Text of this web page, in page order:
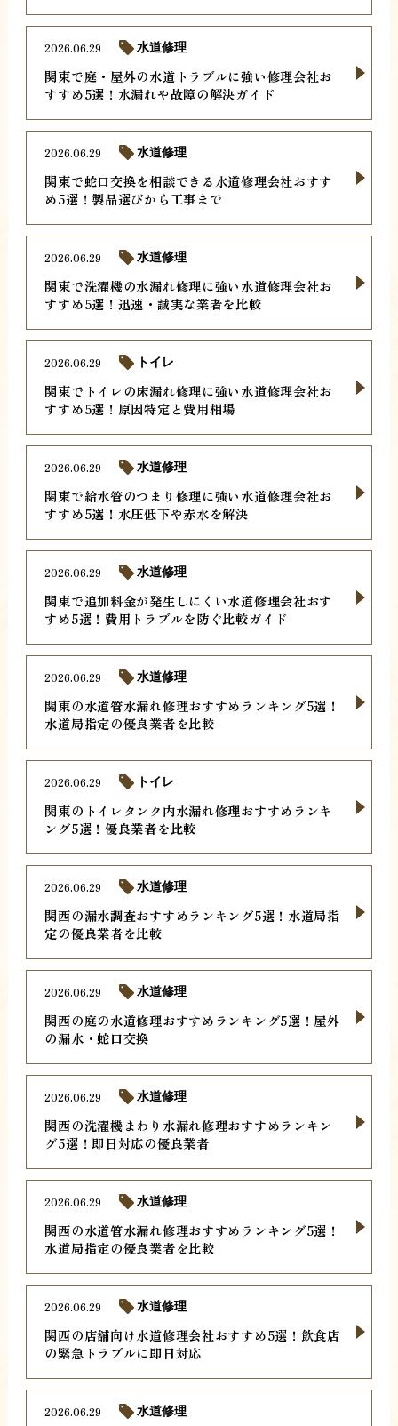
関東で庭・屋外の水道トラブルに強い修理会社お
すすめ5選！水漏れや故障の解決ガイド
2026.06.29 水道修理
関東で蛇口交換を相談できる水道修理会社おすす
め5選！製品選びから工事まで
2026.06.29 水道修理
関東で洗濯機の水漏れ修理に強い水道修理会社お
すすめ5選！迅速・誠実な業者を比較
2026.06.29 水道修理
関東でトイレの床漏れ修理に強い水道修理会社お
すすめ5選！原因特定と費用相場
2026.06.29 トイレ
関東で給水管のつまり修理に強い水道修理会社お
すすめ5選！水圧低下や赤水を解決
2026.06.29 水道修理
関東で追加料金が発生しにくい水道修理会社おす
すめ5選！費用トラブルを防ぐ比較ガイド
2026.06.29 水道修理
関東の水道管水漏れ修理おすすめランキング5選！
水道局指定の優良業者を比較
2026.06.29 水道修理
関東のトイレタンク内水漏れ修理おすすめランキ
ング5選！優良業者を比較
2026.06.29 トイレ
関西の漏水調査おすすめランキング5選！水道局指
定の優良業者を比較
2026.06.29 水道修理
関西の庭の水道修理おすすめランキング5選！屋外
の漏水・蛇口交換
2026.06.29 水道修理
関西の洗濯機まわり水漏れ修理おすすめランキン
グ5選！即日対応の優良業者
2026.06.29 水道修理
関西の水道管水漏れ修理おすすめランキング5選！
水道局指定の優良業者を比較
2026.06.29 水道修理
関西の店舗向け水道修理会社おすすめ5選！飲食店
の緊急トラブルに即日対応
2026.06.29 水道修理
2026.06.29 水道修理